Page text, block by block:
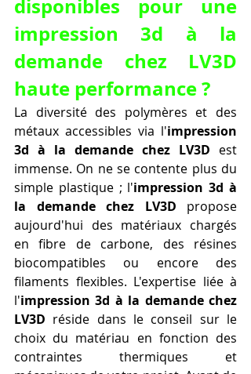
disponibles pour une
impression 3d à la
demande chez LV3D
haute performance ?
La diversité des polymères et des
métaux accessibles via l'impression
3d à la demande chez LV3D est
immense. On ne se contente plus du
simple plastique ; l'impression 3d à
la demande chez LV3D propose
aujourd'hui des matériaux chargés
en fibre de carbone, des résines
biocompatibles ou encore des
filaments flexibles. L'expertise liée à
l'impression 3d à la demande chez
LV3D réside dans le conseil sur le
choix du matériau en fonction des
contraintes thermiques et